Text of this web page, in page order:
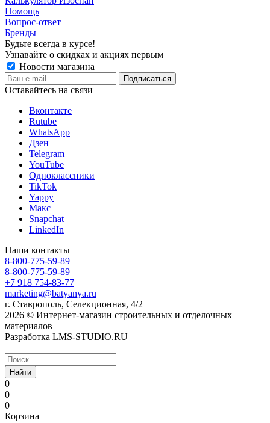
Помощь
Вопрос-ответ
Бренды
Будьте всегда в курсе!
Узнавайте о скидках и акциях первым
Новости магазина
Оставайтесь на связи
Вконтакте
Rutube
WhatsApp
Дзен
Telegram
YouTube
Одноклассники
TikTok
Yappy
Макс
Snapchat
LinkedIn
Наши контакты
8-800-775-59-89
8-800-775-59-89
+7 918 754-83-77
marketing@batyanya.ru
г. Ставрополь, Селекционная, 4/2
2026 © Интернет-магазин строительных и отделочных
материалов
Разработка LMS-STUDIO.RU
Найти
0
0
0
Корзина